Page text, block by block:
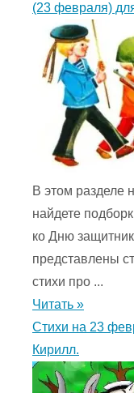
(23 февраля)
В этом разделе
найдете
ко Дню
представлены
стихи про ...
Читать »
Стихи на 23
Кирилл.